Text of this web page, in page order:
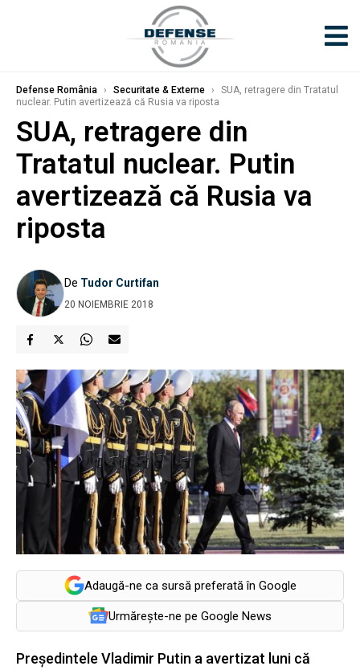
Defense România › Securitate & Externe ›
SUA, retragere din Tratatul
nuclear. Putin avertizează că Rusia va riposta
SUA, retragere din
Tratatul nuclear. Putin
avertizează că Rusia va
riposta
De Tudor Curtifan
20 NOIEMBRIE 2018
Adaugă-ne ca sursă preferată în Google
Urmărește-ne pe Google News
Preşedintele Vladimir Putin a avertizat luni că